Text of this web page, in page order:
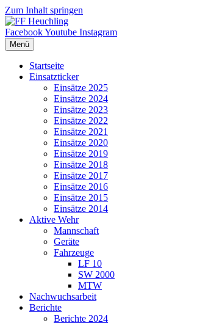
Zum Inhalt springen
FacebookYoutube Instagram
Menü
Startseite
Einsatzticker
Einsätze 2025
Einsätze 2024
Einsätze 2023
Einsätze 2022
Einsätze 2021
Einsätze 2020
Einsätze 2019
Einsätze 2018
Einsätze 2017
Einsätze 2016
Einsätze 2015
Einsätze 2014
Aktive Wehr
Mannschaft
Geräte
Fahrzeuge
LF 10
SW 2000
MTW
Nachwuchsarbeit
Berichte
Berichte 2024